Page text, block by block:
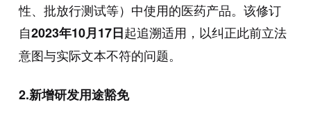
性、批放行测试等）中使用的医药产品。该修订
自2023年10月17日起追溯适用，以纠正此前立法
意图与实际文本不符的问题。
2.新增研发用途豁免